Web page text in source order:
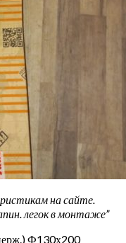
на сайте.
легок в монтаже”
Ф130х200